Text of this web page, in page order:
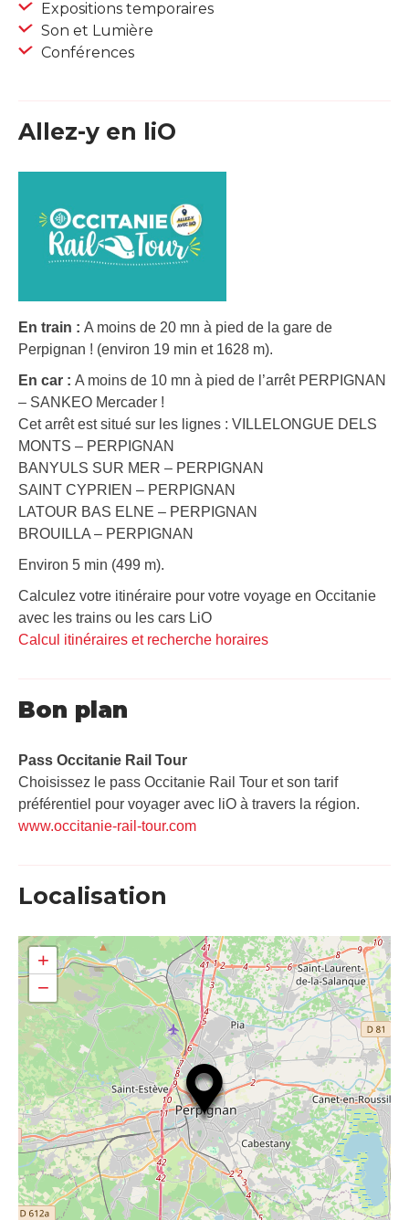
Expositions temporaires
Son et Lumière
Conférences
Allez-y en liO
En train : A moins de 20 mn à pied de la gare de
Perpignan ! (environ 19 min et 1628 m).
En car : A moins de 10 mn à pied de l’arrêt PERPIGNAN
– SANKEO Mercader !
Cet arrêt est situé sur les lignes : VILLELONGUE DELS
MONTS – PERPIGNAN
BANYULS SUR MER – PERPIGNAN
SAINT CYPRIEN – PERPIGNAN
LATOUR BAS ELNE – PERPIGNAN
BROUILLA – PERPIGNAN
Environ 5 min (499 m).
Calculez votre itinéraire pour votre voyage en Occitanie
avec les trains ou les cars LiO
Calcul itinéraires et recherche horaires
Bon plan
Pass Occitanie Rail Tour​
Choisissez le pass Occitanie Rail Tour et son tarif
préférentiel pour voyager avec liO à travers la région.
www.occitanie-rail-tour.com
Localisation
+
−